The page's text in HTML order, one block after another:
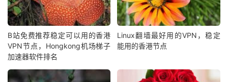
B站免费推荐稳定可以用的香港
VPN节点，Hongkong机场梯子
加速器软件排名
Linux翻墙最好用的VPN，稳定
能用的香港节点